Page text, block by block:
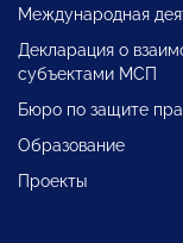
Международная
Декларация о
субъектами МСП
Бюро по защите
Образование
Проекты